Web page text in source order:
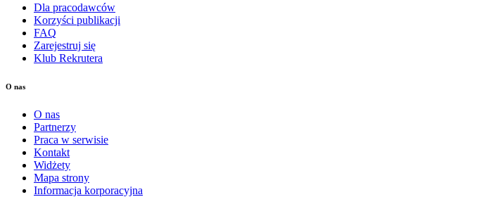
Dla pracodawców
Korzyści publikacji
FAQ
Zarejestruj się
Klub Rekrutera
O nas
O nas
Partnerzy
Praca w serwisie
Kontakt
Widżety
Mapa strony
Informacja korporacyjna